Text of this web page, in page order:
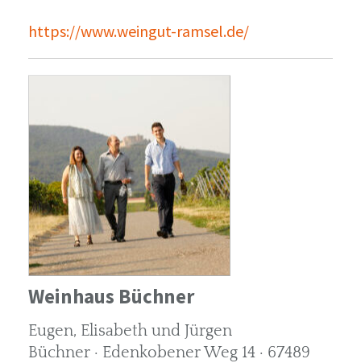
https://www.weingut-ramsel.de/
Weinhaus Büchner
Eugen, Elisabeth und Jürgen
Büchner · Edenkobener Weg 14 · 67489